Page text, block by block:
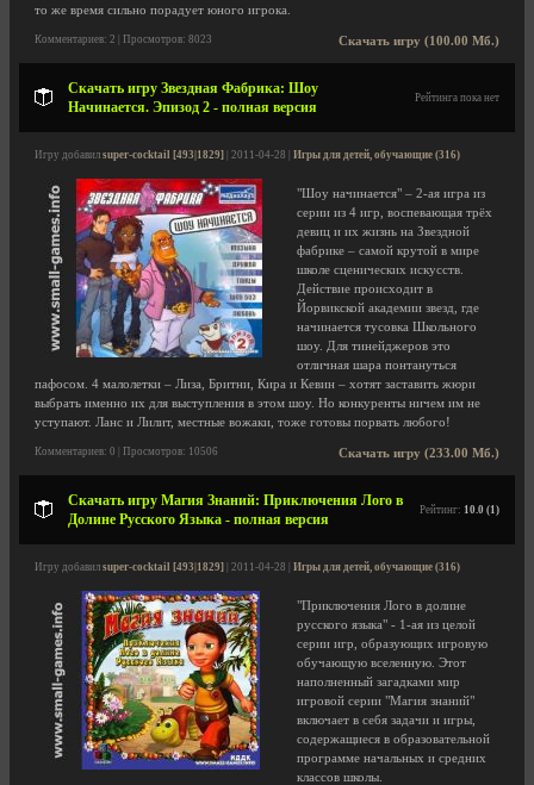
то же время сильно порадует юного игрока.
Скачать игру (100.00 Мб.)
Комментариев: 2 | Просмотров: 8023
Скачать игру Звездная Фабрика: Шоу
Начинается. Эпизод 2 - полная версия
Рейтинга пока нет
Игру добавил super-cocktail [493|1829] | 2011-04-28 | Игры для детей, обучающие (316)
"Шоу начинается" – 2-ая игра из
серии из 4 игр, воспевающая трёх
девиц и их жизнь на Звездной
фабрике – самой крутой в мире
школе сценических искусств.
Действие происходит в
Йорвикской академии звезд, где
начинается тусовка Школьного
шоу. Для тинейджеров это
отличная шара понтануться
пафосом. 4 малолетки – Лиза, Бритни, Кира и Кевин – хотят заставить жюри
выбрать именно их для выступления в этом шоу. Но конкуренты ничем им не
уступают. Ланс и Лилит, местные вожаки, тоже готовы порвать любого!
Скачать игру (233.00 Мб.)
Комментариев: 0 | Просмотров: 10506
Скачать игру Магия Знаний: Приключения Лого в
Долине Русского Языка - полная версия
Рейтинг: 10.0 (1)
Игру добавил super-cocktail [493|1829] | 2011-04-28 | Игры для детей, обучающие (316)
"Приключения Лого в долине
русского языка" - 1-ая из целой
серии игр, образующих игровую
обучающую вселенную. Этот
наполненный загадками мир
игровой серии "Магия знаний"
включает в себя задачи и игры,
содержащиеся в образовательной
программе начальных и средних
классов школы.